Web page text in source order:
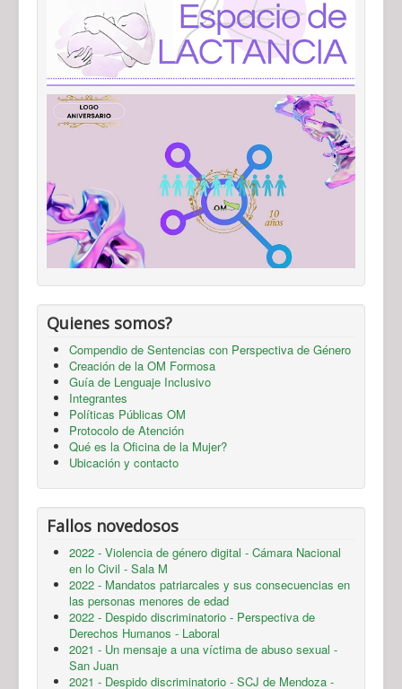
Quienes somos?
Compendio de Sentencias con Perspectiva de Género
Creación de la OM Formosa
Guía de Lenguaje Inclusivo
Integrantes
Políticas Públicas OM
Protocolo de Atención
Qué es la Oficina de la Mujer?
Ubicación y contacto
Fallos novedosos
2022 - Violencia de género digital - Cámara Nacional
en lo Civil - Sala M
2022 - Mandatos patriarcales y sus consecuencias en
las personas menores de edad
2022 - Despido discriminatorio - Perspectiva de
Derechos Humanos - Laboral
2021 - Un mensaje a una víctima de abuso sexual -
San Juan
2021 - Despido discriminatorio - SCJ de Mendoza -